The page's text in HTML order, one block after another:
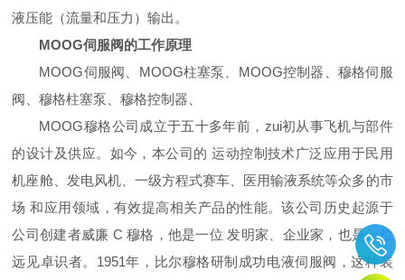
液压能（流量和压力）输出。
MOOG伺服阀的工作原理
MOOG伺服阀、MOOG柱塞泵、MOOG控制器、穆格伺服
阀、穆格柱塞泵、穆格控制器、
MOOG穆格公司成立于五十多年前，zui初从事飞机与部件
的设计及供应。如今，本公司的 运动控制技术广泛应用于民用
机座舱、发电风机、一级方程式赛车、医用输液系统等众多的市
场 和应用领域，有效提高相关产品的性能。该公司历史起源于
公司创建者威廉 C 穆格，他是一位 发明家、企业家，也是一位
远见卓识者。1951年，比尔穆格研制成功电液伺服阀，这种装